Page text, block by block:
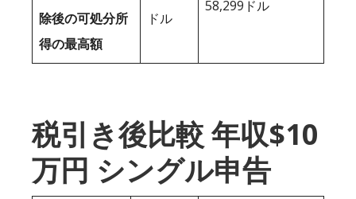
除後の可処分所
得の最高額
ドル
58,299ドル
税引き後比較 年収$10
万円 シングル申告